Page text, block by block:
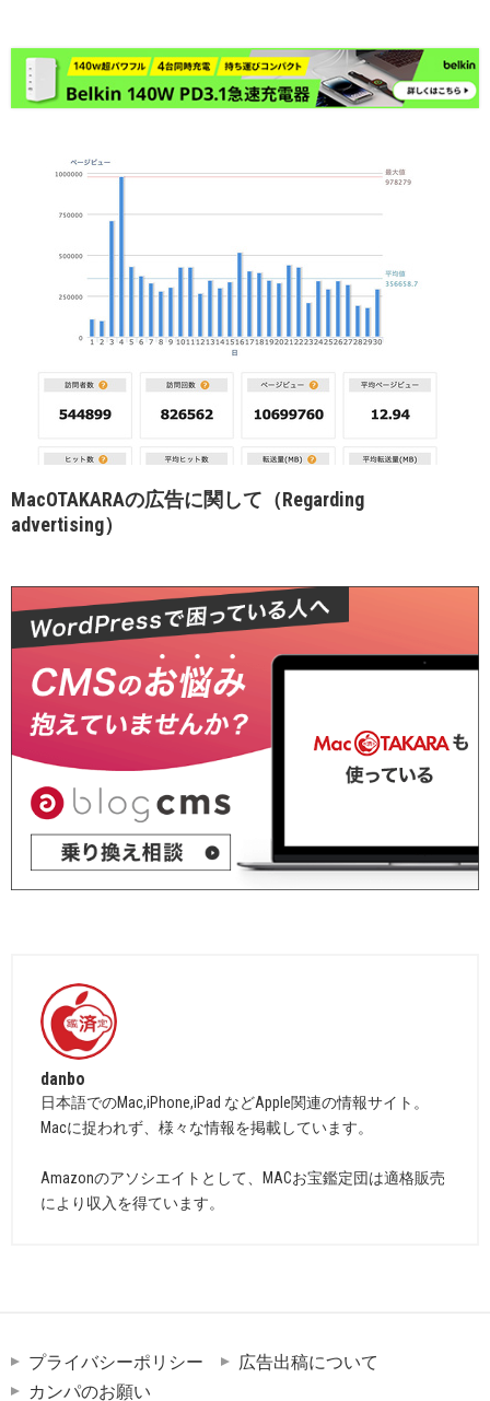
MacOTAKARAの広告に関して（Regarding
advertising）
danbo
日本語でのMac,iPhone,iPad などApple関連の情報サイト。
Macに捉われず、様々な情報を掲載しています。
Amazonのアソシエイトとして、MACお宝鑑定団は適格販売
により収入を得ています。
プライバシーポリシー
広告出稿について
カンパのお願い